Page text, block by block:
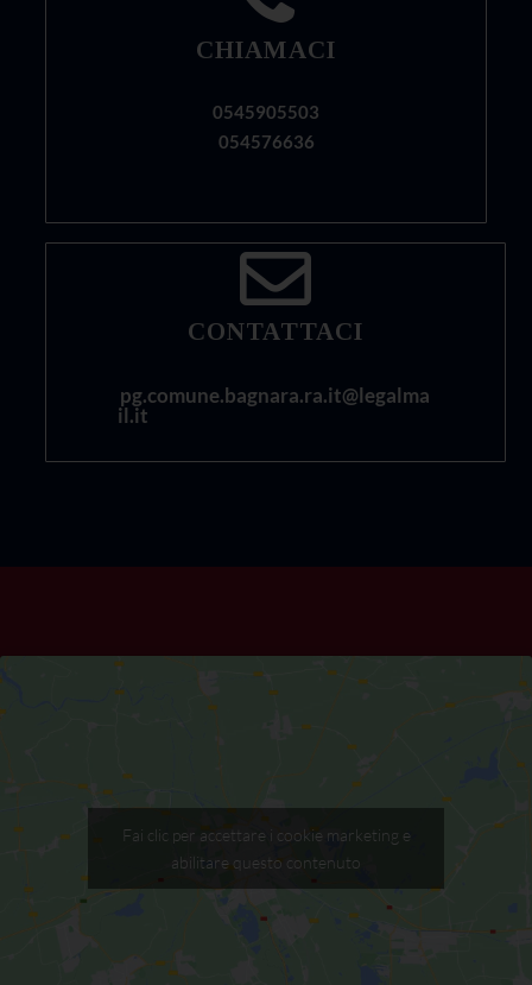
CHIAMACI
0545905503
054576636
CONTATTACI
pg.comune.bagnara.ra.it@legalma
il.it
Fai clic per accettare i cookie marketing e
abilitare questo contenuto